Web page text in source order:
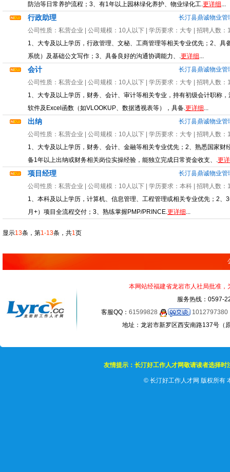
防治等日常养护流程；3、有1年以上园林绿化养护、物业绿化工.更详细...
行政助理
长汀县鼎诚物业管
公司性质： 私营企业 | 公司规模： 10人以下 | 学历要求： 大专 | 招聘人数：
1、大专及以上学历，行政管理、文秘、工商管理等相关专业优先；2、
系统）及基础公文写作；3、具备良好的沟通协调能力、.更详细...
会计
长汀县鼎诚物业管
公司性质： 私营企业 | 公司规模： 10人以下 | 学历要求： 大专 | 招聘人数：
1、大专及以上学历，财务、会计、审计等相关专业，持有初级会计职称
软件及Excel函数（如VLOOKUP、数据透视表等），具备.更详细...
出纳
长汀县鼎诚物业管
公司性质： 私营企业 | 公司规模： 10人以下 | 学历要求： 大专 | 招聘人数：
1、大专及以上学历，财务、会计、金融等相关专业优先；2、熟悉国家
备1年以上出纳或财务相关岗位实操经验，能独立完成日常资金收支、.更
项目经理
长汀县鼎诚物业管
公司性质： 私营企业 | 公司规模： 10人以下 | 学历要求： 本科 | 招聘人数：
1、本科及以上学历，计算机、信息管理、工程管理或相关专业优先；2
月+）项目全流程交付；3、熟练掌握PMP/PRINCE.更详细...
显示13条，第1-13条，共1页
本网站经福建省龙岩市人社局批准
服务热线：0597-
客服QQ： 61599828
1012797380
地址：龙岩市新罗区西安南路137号（
友情提示：长汀好工作人才网敬请读者选择
© 长汀好工作人才网 版权所有